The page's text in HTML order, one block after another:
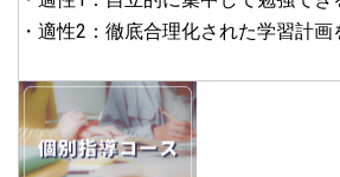
・適性2：徹底合理化された学習計画